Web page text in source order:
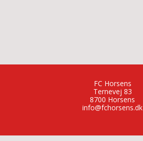
FC Horsens
Ternevej 83
8700 Horsens
info@fchorsens.dk